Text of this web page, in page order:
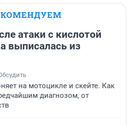
атаки с кислотой
выписалась из
на мотоцикле и скейте. Как
диагнозом, от